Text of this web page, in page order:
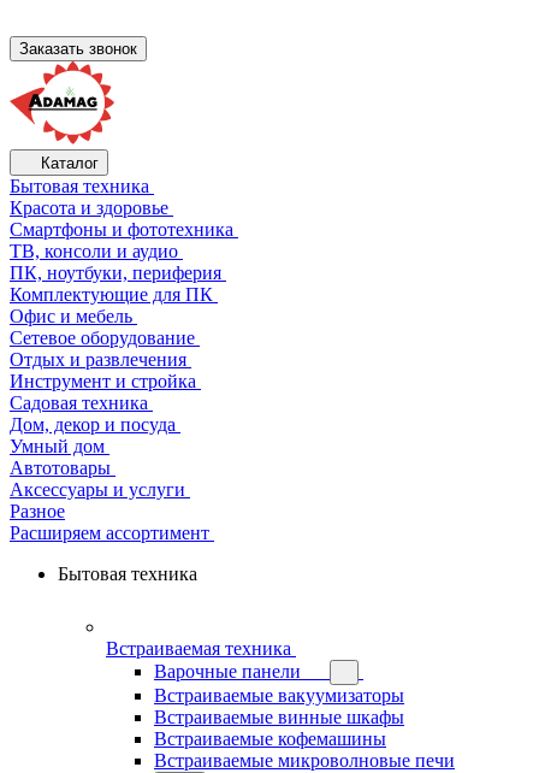
Заказать звонок
Каталог
Бытовая техника
Красота и здоровье
Смартфоны и фототехника
ТВ, консоли и аудио
ПК, ноутбуки, периферия
Комплектующие для ПК
Офис и мебель
Сетевое оборудование
Отдых и развлечения
Инструмент и стройка
Садовая техника
Дом, декор и посуда
Умный дом
Автотовары
Аксессуары и услуги
Разное
Расширяем ассортимент
Бытовая техника
Встраиваемая техника
Варочные панели
Встраиваемые вакуумизаторы
Встраиваемые винные шкафы
Встраиваемые кофемашины
Встраиваемые микроволновые печи